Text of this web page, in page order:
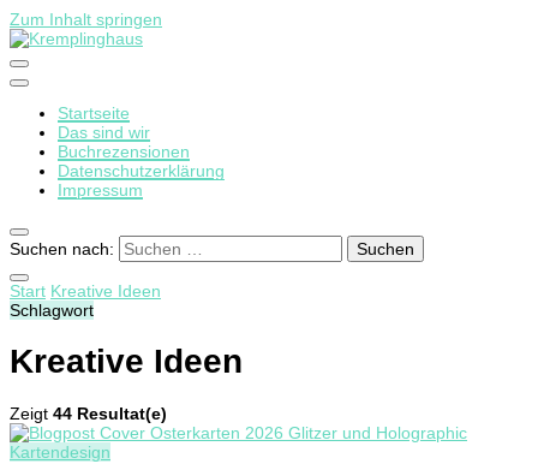
Zum Inhalt springen
Kremplinghaus
Startseite
Das sind wir
Buchrezensionen
Datenschutzerklärung
Impressum
Suchen nach:
Start Kreative Ideen
Schlagwort
Kreative Ideen
Zeigt 44 Resultat(e)
Kartendesign